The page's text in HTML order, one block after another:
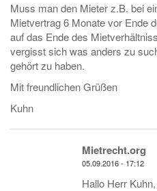
Muss man den Mieter z.B. bei
Mietvertrag 6 Monate vor Ende
auf das Ende des
vergisst sich was anders zu
gehört zu haben.
Mit freundlichen Grüßen
Kuhn
Mietrecht.org
05.09.2016 - 17:12
Hallo Herr Kuhn,